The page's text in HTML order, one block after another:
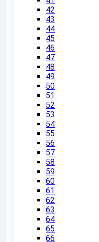
42
43
44
45
46
47
48
49
50
51
52
53
54
55
56
57
58
59
60
61
62
63
64
65
66